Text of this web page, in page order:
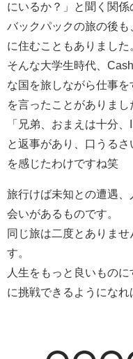
にいるか？」と聞く関係
バックパックの旅の後
に住むこともありました
そんな大学生時代、
な国を旅しながら仕事
を言ったことがありまし
「兄弟、おまえは十分
と返事があり、口うる
を感じたわけですね笑
旅行けば未知との遭遇
会いがあるものです。
同じ旅は二度とありま
す。
人生をもっと良いもの
に挑戦できるようになれ